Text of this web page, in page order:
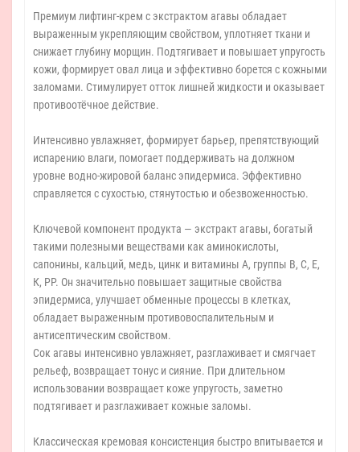
Премиум лифтинг-крем с экстрактом агавы обладает
выраженным укрепляющим свойством, уплотняет ткани и
снижает глубину морщин. Подтягивает и повышает упругость
кожи, формирует овал лица и эффективно борется с кожными
заломами. Стимулирует отток лишней жидкости и оказывает
противоотёчное действие.
Интенсивно увлажняет, формирует барьер, препятствующий
испарению влаги, помогает поддерживать на должном
уровне водно-жировой баланс эпидермиса. Эффективно
справляется с сухостью, стянутостью и обезвоженностью.
Ключевой компонент продукта — экстракт агавы, богатый
такими полезными веществами как аминокислоты,
сапонины, кальций, медь, цинк и витамины А, группы В, С, Е,
К, РР. Он значительно повышает защитные свойства
эпидермиса, улучшает обменные процессы в клетках,
обладает выраженным противовоспалительным и
антисептическим свойством.
Сок агавы интенсивно увлажняет, разглаживает и смягчает
рельеф, возвращает тонус и сияние. При длительном
использовании возвращает коже упругость, заметно
подтягивает и разглаживает кожные заломы.
Классическая кремовая консистенция быстро впитывается и